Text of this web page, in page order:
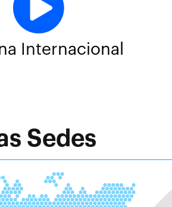
Internacional
Sedes